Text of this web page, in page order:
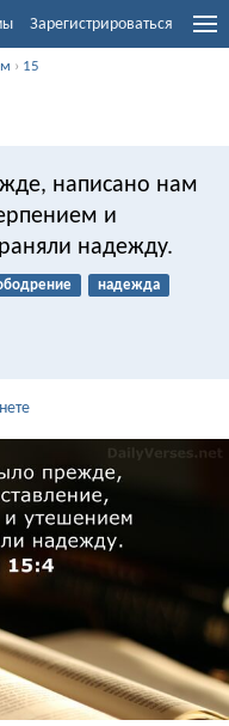
Зарегистрироваться
› 15
написано нам
и
надежду.
надежда